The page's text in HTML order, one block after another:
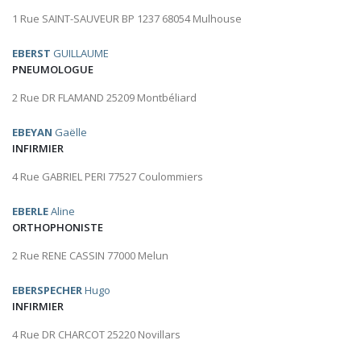
1 Rue SAINT-SAUVEUR BP 1237 68054 Mulhouse
EBERST GUILLAUME
PNEUMOLOGUE
2 Rue DR FLAMAND 25209 Montbéliard
EBEYAN Gaëlle
INFIRMIER
4 Rue GABRIEL PERI 77527 Coulommiers
EBERLEAline
ORTHOPHONISTE
2 Rue RENE CASSIN 77000 Melun
EBERSPECHERHugo
INFIRMIER
4 Rue DR CHARCOT 25220 Novillars